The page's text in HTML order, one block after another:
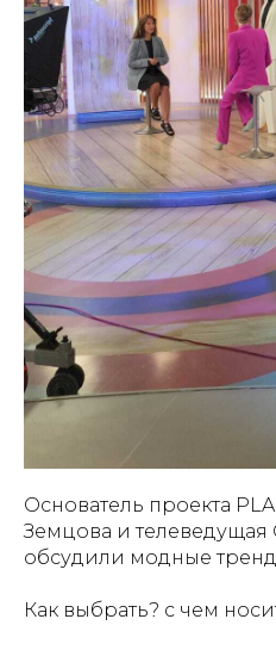
Основатель проекта
Земцова и телеведущая
обсудили модные
Как выбрать? с чем